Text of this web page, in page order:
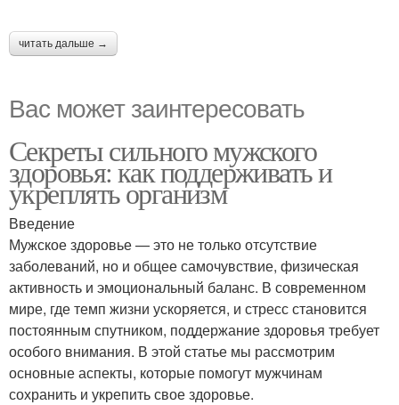
читать дальше →
Вас может заинтересовать
Секреты сильного мужского
здоровья: как поддерживать и
укреплять организм
Введение
Мужское здоровье — это не только отсутствие
заболеваний, но и общее самочувствие, физическая
активность и эмоциональный баланс. В современном
мире, где темп жизни ускоряется, и стресс становится
постоянным спутником, поддержание здоровья требует
особого внимания. В этой статье мы рассмотрим
основные аспекты, которые помогут мужчинам
сохранить и укрепить свое здоровье.